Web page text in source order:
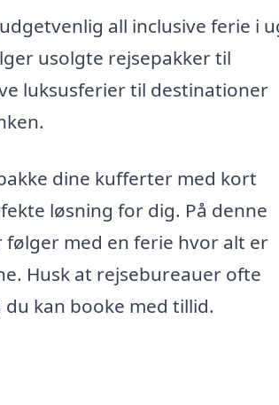
all inclusive ferie i
usolgte rejsepakker til
luksusferier til destinationer
dine kufferter med kort
løsning for dig. På denne
med en ferie hvor alt er
Husk at rejsebureauer ofte
kan booke med tillid.